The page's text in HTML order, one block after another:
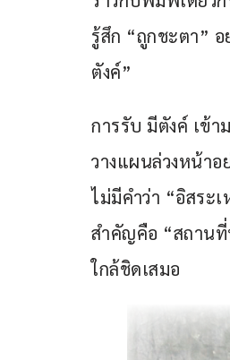
รู้สึก “ถูกชะตา”
ตังค์”
การรับ มีตังค์ เข้
วางแผนล่วงหน้า
ไม่มีคำว่า “อิสระ
สำคัญคือ “สถานที่
ใกล้ชิดเสมอ